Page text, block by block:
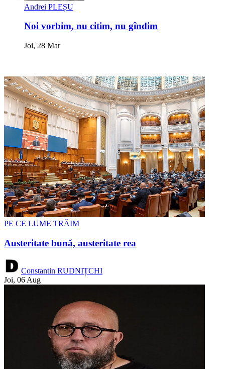
Andrei PLEȘU
Noi vorbim, nu citim, nu gîndim
Joi, 28 Mar
PE CE LUME TRĂIM
Austeritate bună, austeritate rea
Constantin RUDNIȚCHI
Joi, 06 Aug